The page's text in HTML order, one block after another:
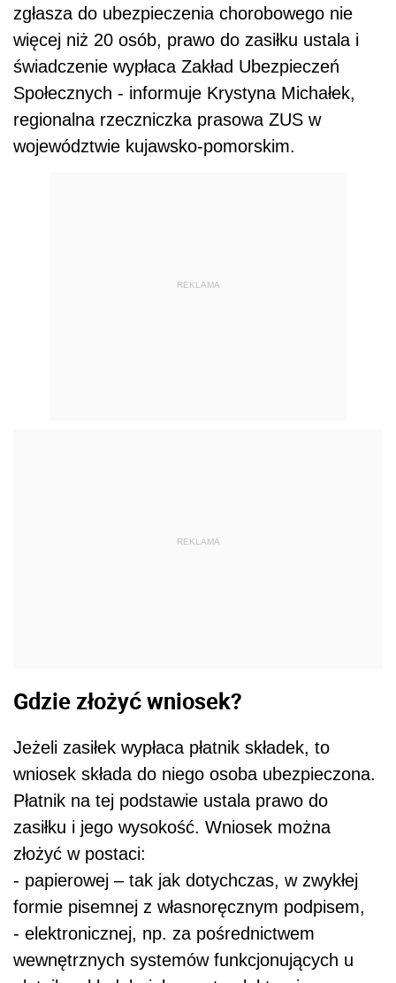
zgłasza do ubezpieczenia chorobowego nie
więcej niż 20 osób, prawo do zasiłku ustala i
świadczenie wypłaca Zakład Ubezpieczeń
Społecznych - informuje Krystyna Michałek,
regionalna rzeczniczka prasowa ZUS w
województwie kujawsko-pomorskim.
REKLAMA
REKLAMA
Gdzie złożyć wniosek?
Jeżeli zasiłek wypłaca płatnik składek, to
wniosek składa do niego osoba ubezpieczona.
Płatnik na tej podstawie ustala prawo do
zasiłku i jego wysokość. Wniosek można
złożyć w postaci:
- papierowej – tak jak dotychczas, w zwykłej
formie pisemnej z własnoręcznym podpisem,
- elektronicznej, np. za pośrednictwem
wewnętrznych systemów funkcjonujących u